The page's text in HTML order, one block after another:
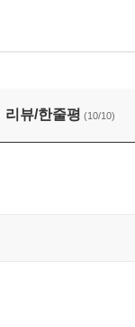
리뷰/한줄평 (10/10)